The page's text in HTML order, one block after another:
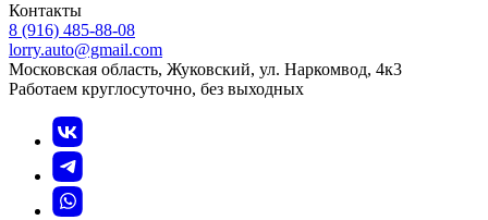
Контакты
8 (916) 485-88-08
lorry.auto@gmail.com
Московская область, Жуковский, ул. Наркомвод, 4к3
Работаем круглосуточно, без выходных